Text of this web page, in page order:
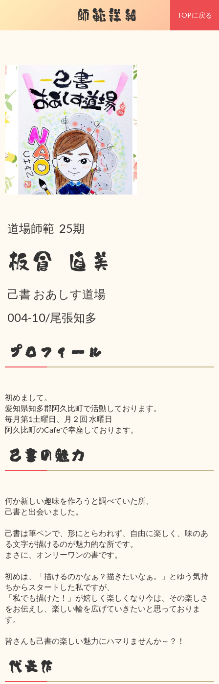
師範詳細 TOPに戻る
道場師範 25期
板倉 直美
己書 おあしす道場
004-10/尾張知多
プロフィール
初めまして。
愛知県知多郡阿久比町で活動しております。
毎月第1土曜日、月２回 水曜日
阿久比町のCafeで幸座しております。
己書の魅力
何か新しい趣味を作ろうと調べていた所、
己書と出会いました。
己書は筆ペンで、形にとらわれず、自由に楽しく、味のあ
る文字が描けるのが魅力的な所です。
まさに、オンリーワンの書です。
初めは、「描けるのかなぁ？描きたいなぁ。」とゆう気持
ちからスタートした私ですが、
「私でも描けた！」が嬉しく楽しくなり今は、その楽しさ
をお伝えし、楽しい輪を広げていきたいと思っておりま
す。
皆さんも己書の楽しい魅力にハマりませんか～？！
代表作